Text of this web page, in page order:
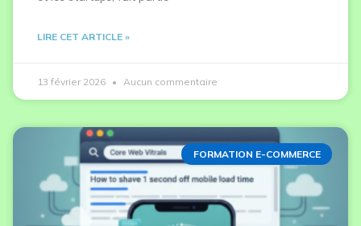
LIRE CET ARTICLE »
13 février 2026 Aucun commentaire
FORMATION E-COMMERCE